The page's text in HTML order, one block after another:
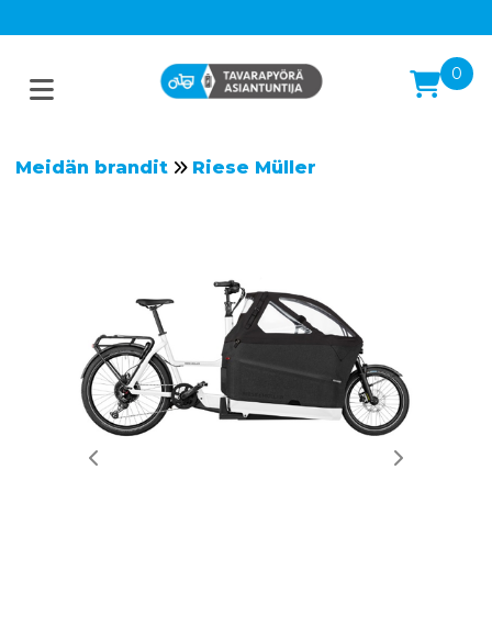
0
Meidän brandit Riese Müller